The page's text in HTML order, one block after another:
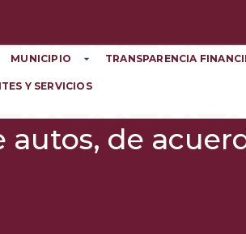
MUNICIPIO TRANSPARENCIA
Y SERVICIOS
autos, de